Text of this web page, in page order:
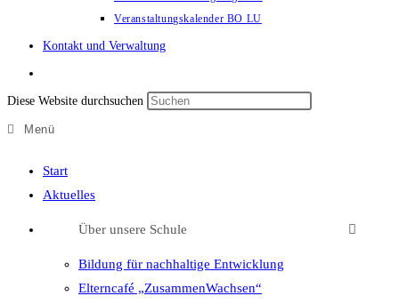
Veranstaltungskalender BO LU
Kontakt und Verwaltung
Diese Website durchsuchen
Menü
Start
Aktuelles
Über unsere Schule
Bildung für nachhaltige Entwicklung
Elterncafé „ZusammenWachsen“